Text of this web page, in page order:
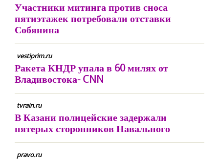
Участники митинга против сноса
пятиэтажек потребовали отставки
Собянина
vestiprim.ru
Ракета КНДР упала в 60 милях от
Владивостока- CNN
tvrain.ru
В Казани полицейские задержали
пятерых сторонников Навального
pravo.ru